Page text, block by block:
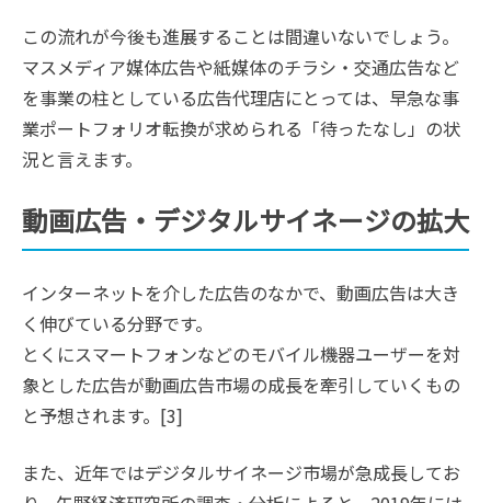
この流れが今後も進展することは間違いないでしょう。
マスメディア媒体広告や紙媒体のチラシ・交通広告など
を事業の柱としている広告代理店にとっては、早急な事
業ポートフォリオ転換が求められる「待ったなし」の状
況と言えます。
動画広告・デジタルサイネージの拡大
インターネットを介した広告のなかで、動画広告は大き
く伸びている分野です。
とくにスマートフォンなどのモバイル機器ユーザーを対
象とした広告が動画広告市場の成長を牽引していくもの
と予想されます。[3]
また、近年ではデジタルサイネージ市場が急成長してお